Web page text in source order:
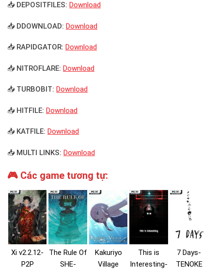
📥 DEPOSITFILES: Download
📥 DDOWNLOAD: Download
📥 RAPIDGATOR: Download
📥 NITROFLARE: Download
📥 TURBOBIT: Download
📥 HITFILE: Download
📥 KATFILE: Download
📥 MULTI LINKS: Download
🎮 Các game tương tự:
Xi v2.2.12-
P2P
The Rule Of
SHE-
Kakuriyo
Village
This is
Interesting-
7 Days-
TENOKE